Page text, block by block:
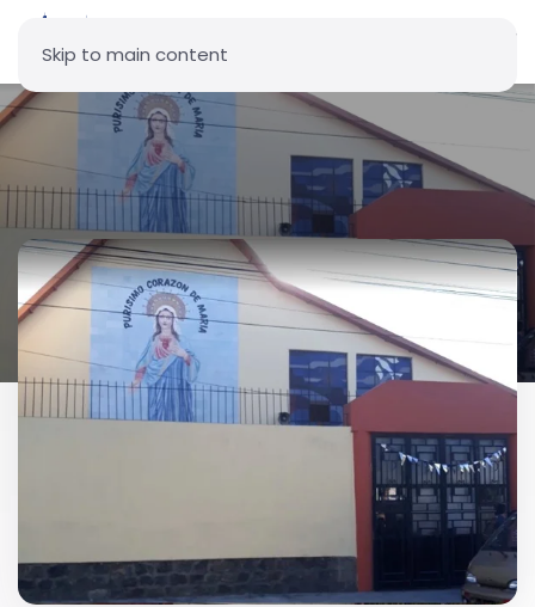
Skip to main content
Parroquia Purísimo Corazón
de María